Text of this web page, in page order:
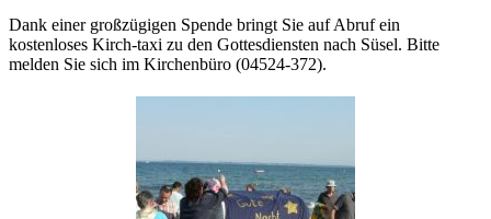
Dank einer großzügigen Spende bringt Sie auf Abruf ein
kostenloses Kirch-taxi zu den Gottesdiensten nach Süsel. Bitte
melden Sie sich im Kirchenbüro (04524-372).